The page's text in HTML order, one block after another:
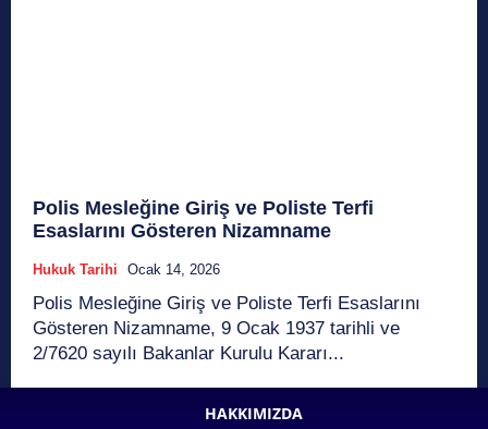
Polis Mesleğine Giriş ve Poliste Terfi
Esaslarını Gösteren Nizamname
Hukuk Tarihi Ocak 14, 2026
Polis Mesleğine Giriş ve Poliste Terfi Esaslarını
Gösteren Nizamname, 9 Ocak 1937 tarihli ve
2/7620 sayılı Bakanlar Kurulu Kararı...
HAKKIMIZDA